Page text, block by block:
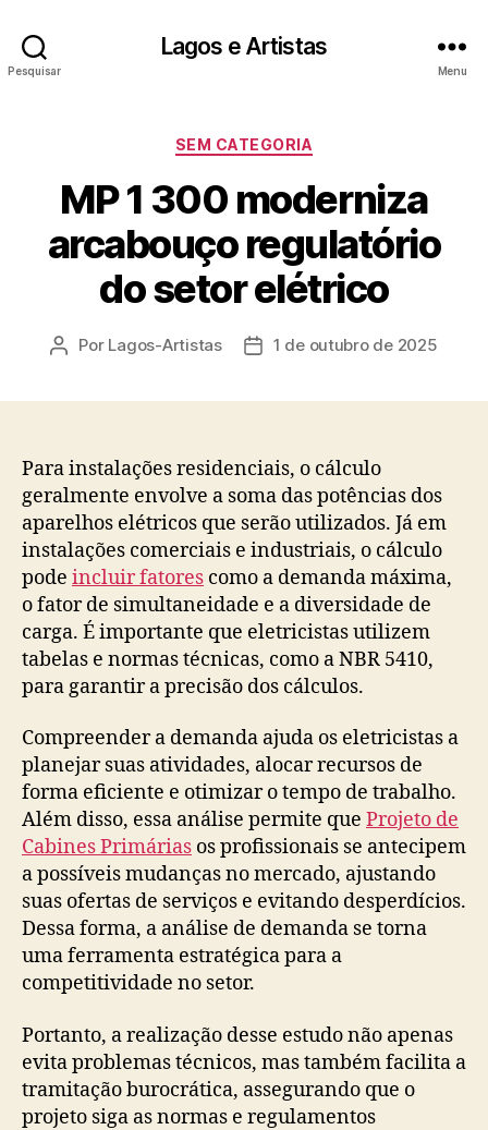
Pesquisar
Lagos e Artistas
Menu
Categorias
SEM CATEGORIA
MP 1 300 moderniza
arcabouço regulatório
do setor elétrico
Autor
Por Lagos-Artistas
Data1 de outubro de 2025
Para instalações residenciais, o cálculo
geralmente envolve a soma das potências dos
aparelhos elétricos que serão utilizados. Já em
instalações comerciais e industriais, o cálculo
pode incluir fatores como a demanda máxima,
o fator de simultaneidade e a diversidade de
carga. É importante que eletricistas utilizem
tabelas e normas técnicas, como a NBR 5410,
para garantir a precisão dos cálculos.
Compreender a demanda ajuda os eletricistas a
planejar suas atividades, alocar recursos de
forma eficiente e otimizar o tempo de trabalho.
Além disso, essa análise permite que Projeto de
Cabines Primárias os profissionais se antecipem
a possíveis mudanças no mercado, ajustando
suas ofertas de serviços e evitando desperdícios.
Dessa forma, a análise de demanda se torna
uma ferramenta estratégica para a
competitividade no setor.
Portanto, a realização desse estudo não apenas
evita problemas técnicos, mas também facilita a
tramitação burocrática, assegurando que o
projeto siga as normas e regulamentos